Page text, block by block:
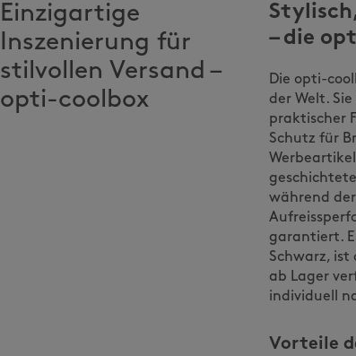
Einzigartige
Inszenierung für
stilvollen Versand –
opti-coolbox
– die
Die opti-
der Welt.
praktischer
Schutz für
während
garantiert.
Schwarz, ist
ab Lager
individuell
Vorteile